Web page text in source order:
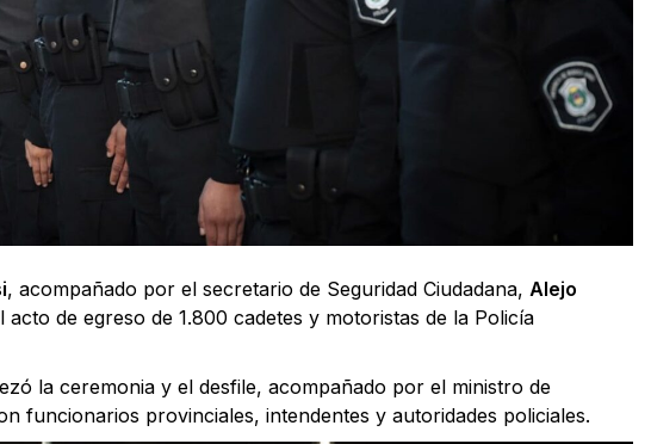
, acompañado por el secretario de Seguridad Ciudadana, Alejo
de egreso de 1.800 cadetes y motoristas de la Policía
la ceremonia y el desfile, acompañado por el ministro de
funcionarios provinciales, intendentes y autoridades policiales.